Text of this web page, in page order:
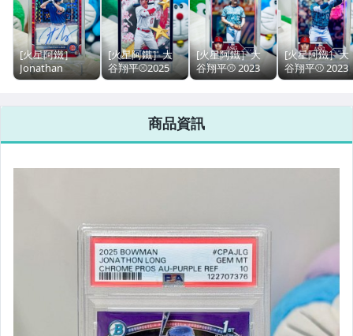
[火星阿鐵］
Jonathan
Long（龍哥）⚾️
Chrome 1st 新
（送磁鐵殼）
[火星阿鐵］大
谷翔平⚾️2025
MLB東京賽特
（送磁鐵殼）
[火星阿鐵］大
谷翔平⚾️ 2023
Topps Chrome
手版），火熱🔥
增值中 （送磁鐵
殼）
[火星阿鐵］大
谷翔平⚾️ 2023
Topps Chrome
擊版），火熱
商品資訊